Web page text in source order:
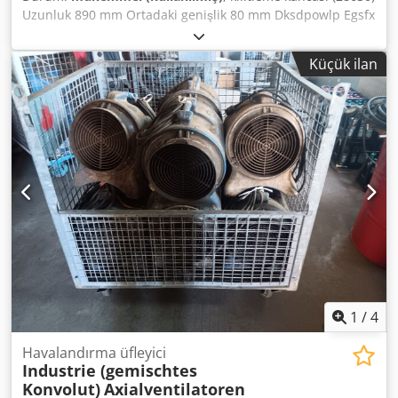
Uzunluk 890 mm Ortadaki genişlik 80 mm Dksdpowlp Egsfx
Al Ner Genişlik yaklaşık olarak sona erdi. 55/45 mm Toplam
yükseklik 410 mm Ağırlık 30 kg
Küçük ilan
1 /4
Havalandırma üfleyici
Industrie (gemischtes
Konvolut)Axialventilatoren